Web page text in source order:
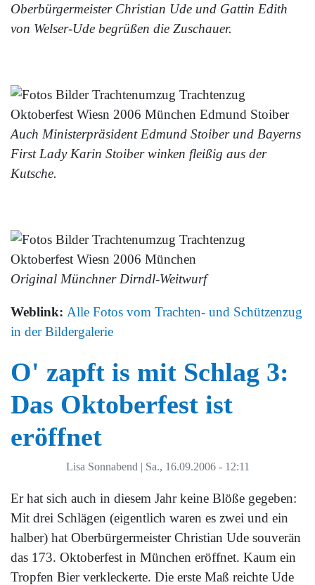
Oberbürgermeister Christian Ude und Gattin Edith
von Welser-Ude begrüßen die Zuschauer.
Auch Ministerpräsident Edmund Stoiber und Bayerns
First Lady Karin Stoiber winken fleißig aus der
Kutsche.
Original Münchner Dirndl-Weitwurf
Weblink: Alle Fotos vom Trachten- und Schützenzug
in der Bildergalerie
O' zapft is mit Schlag 3:
Das Oktoberfest ist
eröffnet
Lisa Sonnabend | Sa., 16.09.2006 - 12:11
Er hat sich auch in diesem Jahr keine Blöße gegeben:
Mit drei Schlägen (eigentlich waren es zwei und ein
halber) hat Oberbürgermeister Christian Ude souverän
das 173. Oktoberfest in München eröffnet. Kaum ein
Tropfen Bier verkleckerte. Die erste Maß reichte Ude